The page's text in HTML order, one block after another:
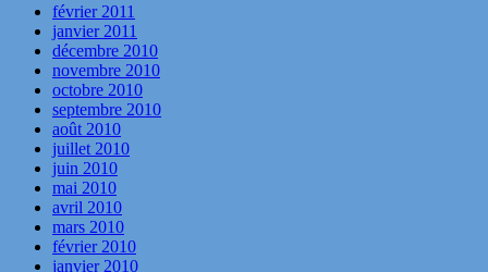
février 2011
janvier 2011
décembre 2010
novembre 2010
octobre 2010
septembre 2010
août 2010
juillet 2010
juin 2010
mai 2010
avril 2010
mars 2010
février 2010
janvier 2010